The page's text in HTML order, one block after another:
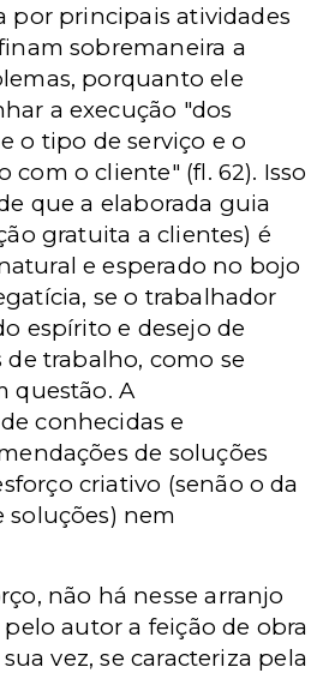
por principais atividades
sobremaneira a
porquanto ele
a execução "dos
o tipo de serviço e o
com o cliente" (fl. 62). Isso
que a elaborada guia
gratuita a clientes) é
e esperado no bojo
se o trabalhador
espírito e desejo de
trabalho, como se
questão. A
conhecidas e
de soluções
criativo (senão o da
soluções) nem
não há nesse arranjo
autor a feição de obra
vez, se caracteriza pela